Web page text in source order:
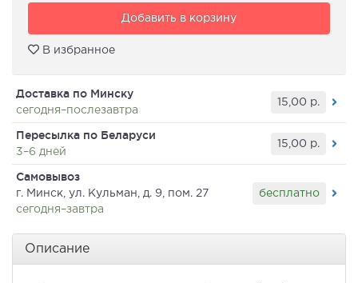
Добавить в корзину
В избранное
Доставка по Минску
сегодня–послезавтра
15,00 р.
Пересылка по Беларуси
3–6 дней
15,00 р.
Самовывоз
г. Минск, ул. Кульман, д. 9, пом. 27
сегодня–завтра
бесплатно
Описание